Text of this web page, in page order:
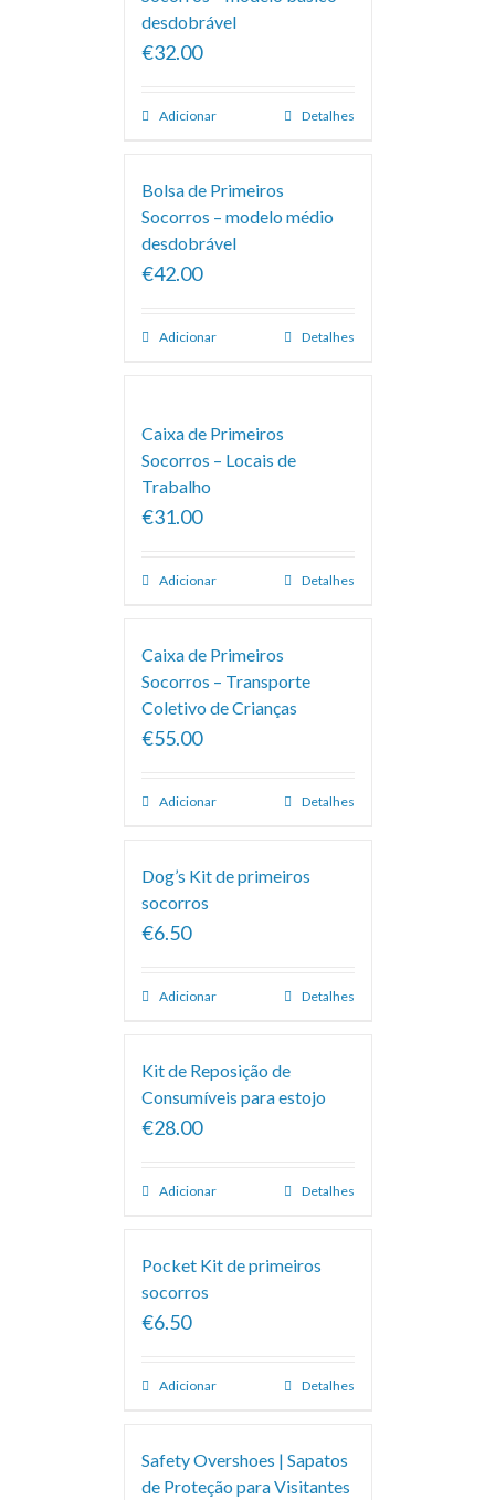
desdobrável
€32.00
Adicionar Detalhes
Bolsa de Primeiros
Socorros – modelo médio
desdobrável
€42.00
Adicionar Detalhes
Caixa de Primeiros
Socorros – Locais de
Trabalho
€31.00
Adicionar Detalhes
Caixa de Primeiros
Socorros – Transporte
Coletivo de Crianças
€55.00
Adicionar Detalhes
Dog’s Kit de primeiros
socorros
€6.50
Adicionar Detalhes
Kit de Reposição de
Consumíveis para estojo
€28.00
Adicionar Detalhes
Pocket Kit de primeiros
socorros
€6.50
Adicionar Detalhes
Safety Overshoes | Sapatos
de Proteção para Visitantes